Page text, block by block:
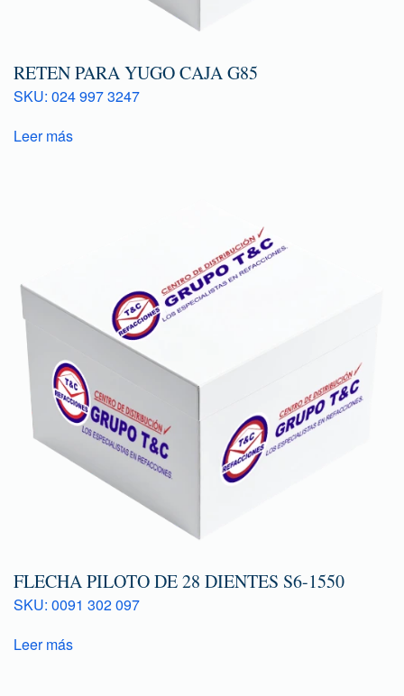
RETEN PARA YUGO CAJA G85
SKU: 024 997 3247
Leer más
FLECHA PILOTO DE 28 DIENTES S6-1550
SKU: 0091 302 097
Leer más